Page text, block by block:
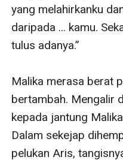
yang melahirkanku
daripada ... kamu.
tulus adanya.”
Malika merasa berat
bertambah. Mengalir
kepada jantung
Dalam sekejap
pelukan Aris,